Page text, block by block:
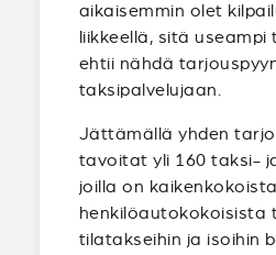
aikaisemmin olet
liikkeellä, sitä
ehtii nähdä
taksipalvelujaan.
Jättämällä yhden
tavoitat yli 160 taksi-
joilla on
henkilöautokokoisista
tilatakseihin ja isoihin